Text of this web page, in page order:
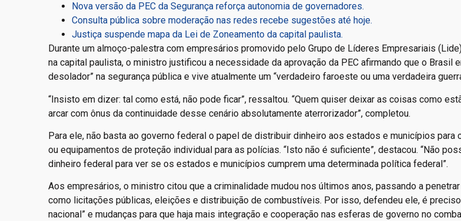
Nova versão da PEC da Segurança reforça autonomia de governadores.
Consulta pública sobre moderação nas redes recebe sugestões até hoje.
Justiça suspende mapa da Lei de Zoneamento da capital paulista.
Durante um almoço-palestra com empresários promovido pelo Grupo de Líderes Empresariais
na capital paulista, o ministro justificou a necessidade da aprovação da PEC afirmando que o Brasil
desolador” na segurança pública e vive atualmente um “verdadeiro faroeste ou uma verdadeira
“Insisto em dizer: tal como está, não pode ficar”, ressaltou. “Quem quiser deixar as coisas como
arcar com ônus da continuidade desse cenário absolutamente aterrorizador”, completou.
Para ele, não basta ao governo federal o papel de distribuir dinheiro aos estados e municípios para
ou equipamentos de proteção individual para as polícias. “Isto não é suficiente”, destacou. “Não
dinheiro federal para ver se os estados e municípios cumprem uma determinada política federal”.
Aos empresários, o ministro citou que a criminalidade mudou nos últimos anos, passando a
como licitações públicas, eleições e distribuição de combustíveis. Por isso, defendeu ele, é preciso
nacional” e mudanças para que haja mais integração e cooperação nas esferas de governo no